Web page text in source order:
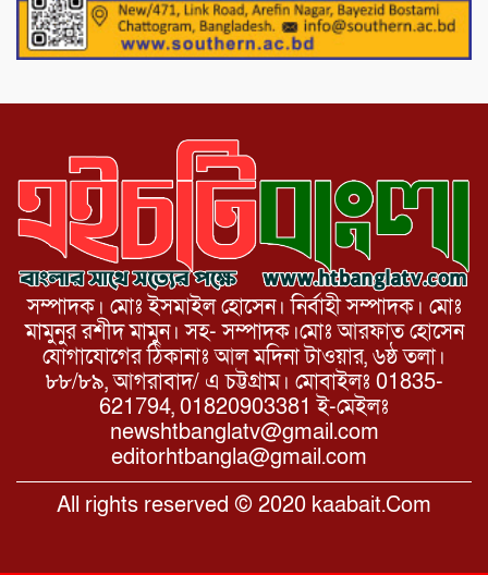
পাটগ্রামের দহগ্রাম ইউনিয়নের প্রধান সড়ক
ভেঙ্গে যোগাযোগ বিছিন্ন
সম্পাদক। মোঃ ইসমাইল হোসেন। নির্বাহী সম্পাদক। মোঃ
মামুনুর রশীদ মামুন। সহ- সম্পাদক।মোঃ আরফাত হোসেন
যোগাযোগের ঠিকানাঃ আল মদিনা টাওয়ার, ৬ষ্ঠ তলা।
৮৮/৮৯, আগরাবাদ/ এ চট্টগ্রাম। মোবাইলঃ 01835-
621794, 01820903381 ই-মেইলঃ
newshtbanglatv@gmail.com
editorhtbangla@gmail.com
All rights reserved © 2020 kaabait.Com